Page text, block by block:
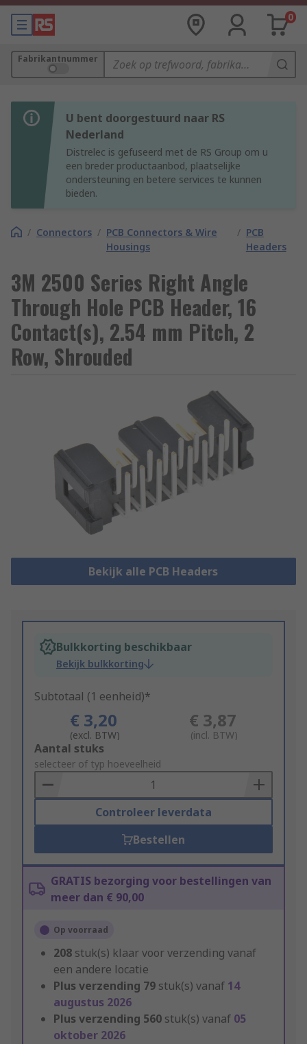
0
Fabrikantnummer
U bent doorgestuurd naar RS
Nederland
Distrelec is gefuseerd met de RS Group om u
een breder productaanbod, plaatselijke
ondersteuning en betere services te kunnen
bieden.
/ Connectors / PCB Connectors & Wire
Housings
/ PCB
Headers
3M 2500 Series Right Angle
Through Hole PCB Header, 16
Contact(s), 2.54 mm Pitch, 2
Row, Shrouded
Bekijk alle PCB Headers
Bulkkorting beschikbaar
Bekijk bulkkorting
Subtotaal (1 eenheid)*
€ 3,20
(excl. BTW)
€ 3,87
(incl. BTW)
Add
to
Basket
Aantal stuks
selecteer of typ hoeveelheid
Controleer leverdata
Bestellen
GRATIS bezorging voor bestellingen van
meer dan € 90,00
Op voorraad
208 stuk(s) klaar voor verzending vanaf
een andere locatie
Plus verzending 79 stuk(s) vanaf 14
augustus 2026
Plus verzending 560 stuk(s) vanaf 05
oktober 2026